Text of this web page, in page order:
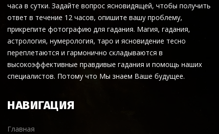
часа в сутки. Задайте вопрос ясновидящей, чтобы получить
ответ в течение 12 часов, опишите вашу проблему,
прикрепите фотографию для гадания. Магия, гадания,
астрология, нумерология, таро и ясновидение тесно
переплетаются и гармонично складываются в
высокоэффективные правдивые гадания и помощь наших
специалистов. Потому что Мы знаем Ваше будущее.
НАВИГАЦИЯ
Главная